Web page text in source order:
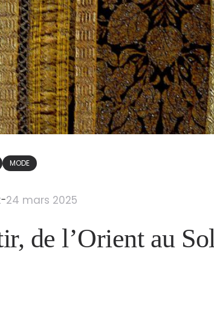
MODE
-24 mars 2025
de l’Orient au